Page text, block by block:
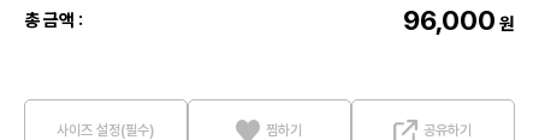
총 금액 : 96,000 원
사이즈 설정(필수) 찜하기 공유하기